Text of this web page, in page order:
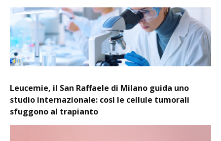
Leucemie, il San Raffaele di Milano guida uno
studio internazionale: così le cellule tumorali
sfuggono al trapianto